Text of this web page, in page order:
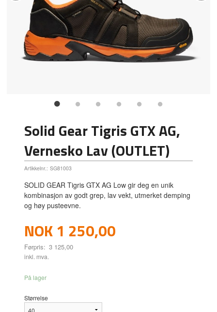
Solid Gear Tigris GTX AG,
Vernesko Lav (OUTLET)
Artikkelnr.: SG81003
SOLID GEAR Tigris GTX AG Low gir deg en unik
kombinasjon av godt grep, lav vekt, utmerket demping
og høy pusteevne.
Tilbud
NOK1 250,00
Førpris: 3 125,00
Rabatt
inkl. mva.
På lager
Størrelse